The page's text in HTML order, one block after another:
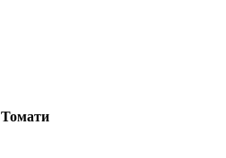
Томати